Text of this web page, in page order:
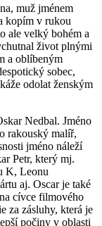
muž jménem
kopím v rukou
ale velký bohém a
život plnými
a oblíbeným
sobec,
odolat ženským
Nedbal. Jméno
rakouský malíř,
jméno náleží
Petr, který mj.
K, Leonu
aj. Oscar je také
cívce filmového
za zásluhy, která je
počiny v oblasti